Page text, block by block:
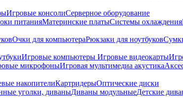
Игровые консолиСерверное оборудование
питанияМатеринские платыСистемы охлаждения
Очки для компьютераРюкзаки для ноутбуков
Игровые компьютеры Игровые видеокарты
микрофоныИгровая мультимедиа акустика
накопителиКартридерыОптические диски
уголки, диваныДиваны модульныеДетские